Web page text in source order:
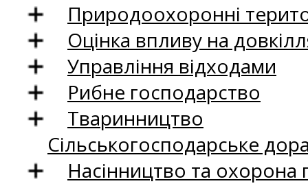
Природоохоронні
Оцінка впливу на
Управління відходами
Рибне господарство
Тваринництво
Сільськогосподарське
Насінництво та